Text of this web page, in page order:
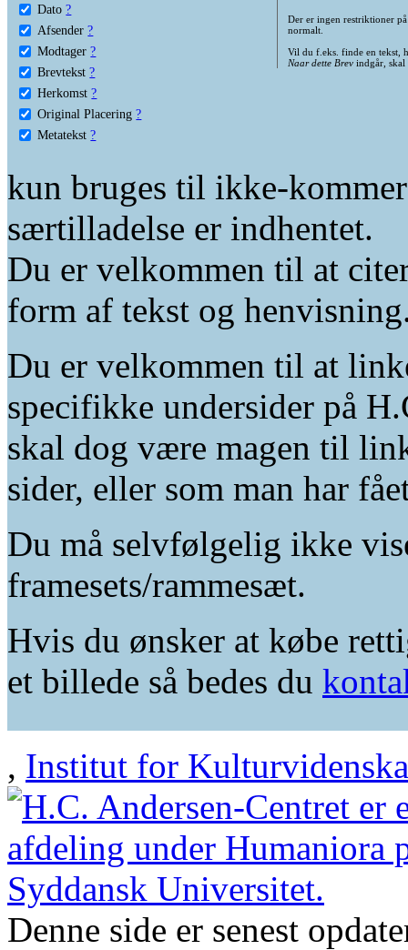
Dato ?
Afsender ?
Modtager ?
Brevtekst ?
Herkomst ?
Original Placering ?
Metatekst ?
Der er ingen restriktioner
normalt.
Vil du f.eks. finde en tekst,
Naar dette Brevindgår, skal
kun bruges til ikke-
særtilladelse er indhentet.
Du er velkommen til at
form af tekst og
Du er velkommen til at
specifikke undersider på
skal dog være magen til
sider, eller som man har
Du må selvfølgelig ikke
framesets/rammesæt.
Hvis du ønsker at købe
et billede så bedes du
, Institut for
Denne side er senest